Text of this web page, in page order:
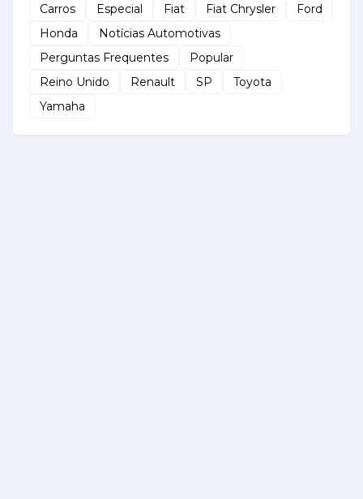
Carros
Especial Fiat Fiat Chrysler
Ford
Honda
Notícias Automotivas
Perguntas Frequentes
Popular
Reino Unido
Renault SP
Toyota
Yamaha